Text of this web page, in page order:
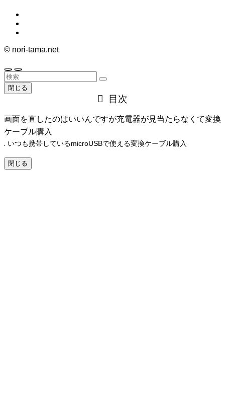
© nori-tama.net
閉じる
目次
画面を直したのはいいんですが充電器が見当たらなくて変換
ケーブル購入
いつも携帯しているmicroUSBで使える変換ケーブル購入
閉じる